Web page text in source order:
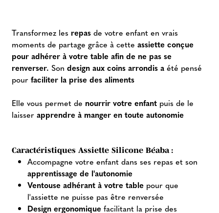
Transformez les repas de votre enfant en vrais
moments de partage grâce à cette assiette conçue
pour adhérer à votre table afin de ne pas se
renverser. Son design aux coins arrondis a été pensé
pour faciliter la prise des aliments
Elle vous permet de nourrir votre enfant puis de le
laisser apprendre à manger en toute autonomie
Caractéristiques Assiette Silicone Béaba :
Accompagne votre enfant dans ses repas et son
apprentissage de l'autonomie
Ventouse adhérant à votre table pour que
l'assiette ne puisse pas être renversée
Design ergonomique facilitant la prise des